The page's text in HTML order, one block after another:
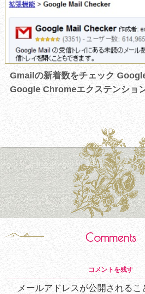
Gmailの新着数をチェック
Google Chromeエクステンショ
Comments
コメントを残す
メールアドレスが公開されるこ